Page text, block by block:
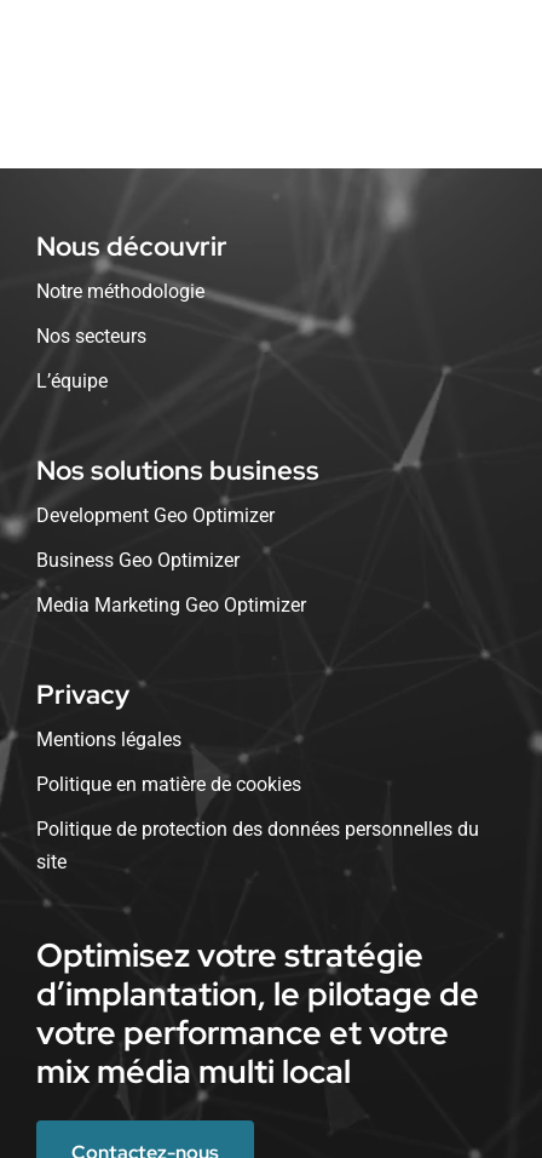
Nous découvrir
Notre méthodologie
Nos secteurs
L’équipe
Nos solutions business
Development Geo Optimizer
Business Geo Optimizer
Media Marketing Geo Optimizer
Privacy
Mentions légales
Politique en matière de cookies
Politique de protection des données personnelles du
site
Optimisez votre stratégie
d’implantation, le pilotage de
votre performance et votre
mix média multi local
Contactez-nous